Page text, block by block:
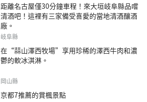
距離名古屋僅30分鐘車程！來大垣岐阜縣品嚐
清酒吧！這裡有三家備受喜愛的當地清酒釀酒
廠。
岐阜縣
在“蒜山澤西牧場”享用珍稀的澤西牛肉和濃
鬱的軟冰淇淋。
岡山縣
京都7推薦的賞楓景點